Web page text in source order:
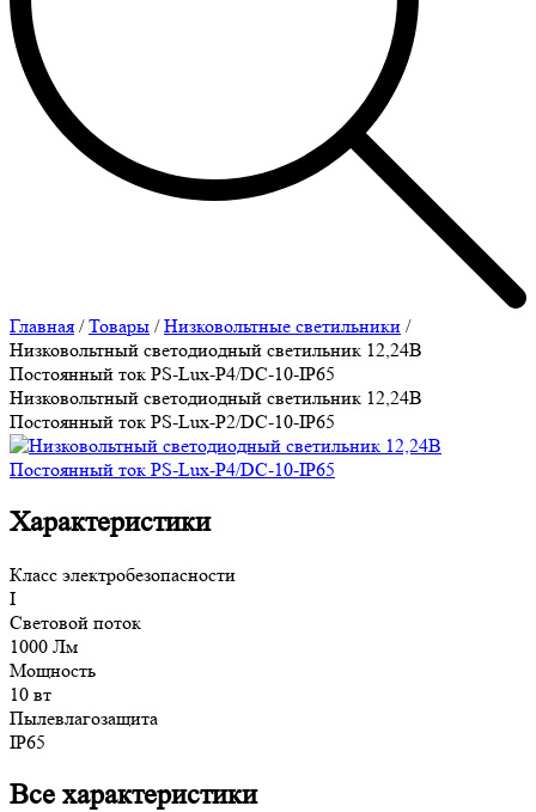
Главная /Товары /Низковольтные светильники /
Низковольтный светодиодный светильник 12,24В
Постоянный ток PS-Lux-P4/DC-10-IP65
Низковольтный светодиодный светильник 12,24В
Постоянный ток PS-Lux-P2/DC-10-IP65
Характеристики
Класс электробезопасности
I
Световой поток
1000 Лм
Мощность
10 вт
Пылевлагозащита
IP65
Все характеристики